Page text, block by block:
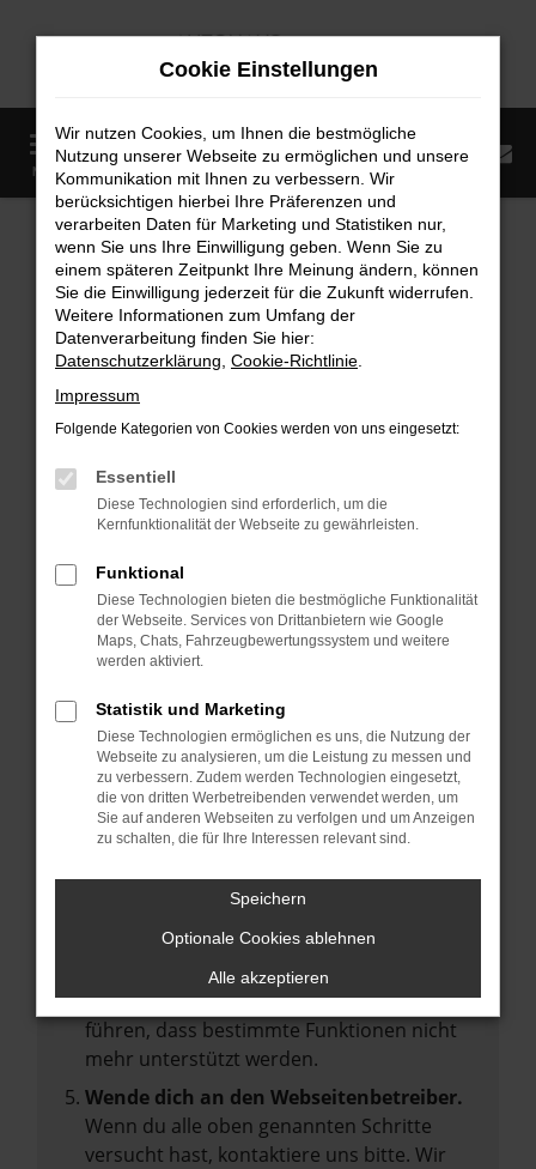
Zum
MENÜ
Startseite Fahrzeugangebote Fahrzeugmarkt
Fahrzeugmarkt
Fehler: Network Error
Beim Laden ist ein Fehler aufgetreten.
Hier sind ein paar Tipps, die dir helfen können:
Überprüfe deine Firewall und deine
Internetverbindung.
deine Suchmaschine?
Prüfe deine Browsererweiterungen.
Manche Erweiterungen, wie Werbeblocker,
können das Laden bestimmter Seiten
anderen Browser oder in einem privaten
Fenster?
Starte dein Gerät neu.
Das kann manchmal helfen,
vorübergehende Probleme zu beheben.
Stelle sicher, dass dein Browser und dein
Betriebssystem auf dem neuesten Stand
Veraltete Software birgt nicht nur ein
Sicherheitsrisiko, sondern kann auch dazu
führen, dass bestimmte Funktionen nicht
mehr unterstützt werden.
Wende dich an den Webseitenbetreiber.
Wenn du alle oben genannten Schritte
versucht hast, kontaktiere uns bitte. Wir
Cookie Einstellungen
Wir nutzen Cookies, um Ihnen die bestmögliche
Nutzung unserer Webseite zu ermöglichen und unsere
Kommunikation mit Ihnen zu verbessern. Wir
berücksichtigen hierbei Ihre Präferenzen und
verarbeiten Daten für Marketing und Statistiken nur,
wenn Sie uns Ihre Einwilligung geben. Wenn Sie zu
einem späteren Zeitpunkt Ihre Meinung ändern, können
Sie die Einwilligung jederzeit für die Zukunft widerrufen.
Weitere Informationen zum Umfang der
Datenverarbeitung finden Sie hier:
Datenschutzerklärung Cookie-Richtlinie
Impressum
Folgende Kategorien von Cookies werden von uns eingesetzt:
Essentiell
Diese Technologien sind erforderlich, um die
Kernfunktionalität der Webseite zu gewährleisten.
Funktional
Diese Technologien bieten die bestmögliche Funktionalität
der Webseite. Services von Drittanbietern wie Google
Maps, Chats, Fahrzeugbewertungssystem und weitere
werden aktiviert.
Statistik und Marketing
Diese Technologien ermöglichen es uns, die Nutzung der
Webseite zu analysieren, um die Leistung zu messen und
zu verbessern. Zudem werden Technologien eingesetzt,
die von dritten Werbetreibenden verwendet werden, um
Sie auf anderen Webseiten zu verfolgen und um Anzeigen
zu schalten, die für Ihre Interessen relevant sind.
Speichern
Optionale Cookies ablehnen
Alle akzeptieren